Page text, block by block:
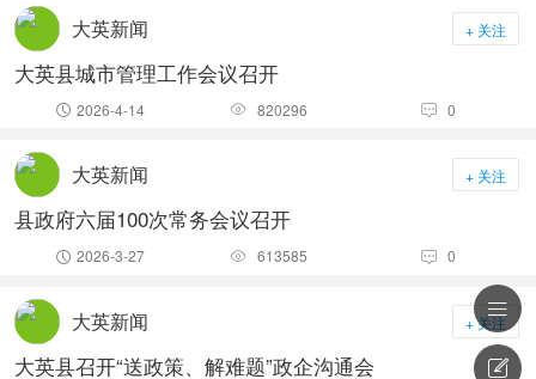
大英新闻 + 关注
大英县城市管理工作会议召开
 2026-4-14  820296  0
大英新闻 + 关注
县政府六届100次常务会议召开
 2026-3-27  613585  0
大英新闻 + 关注
大英县召开“送政策、解难题”政企沟通会

